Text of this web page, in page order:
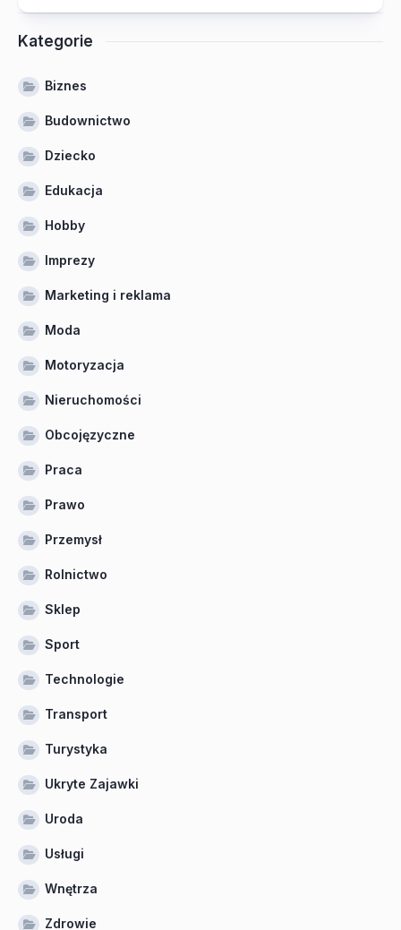
Kategorie
Biznes
Budownictwo
Dziecko
Edukacja
Hobby
Imprezy
Marketing i reklama
Moda
Motoryzacja
Nieruchomości
Obcojęzyczne
Praca
Prawo
Przemysł
Rolnictwo
Sklep
Sport
Technologie
Transport
Turystyka
Ukryte Zajawki
Uroda
Usługi
Wnętrza
Zdrowie